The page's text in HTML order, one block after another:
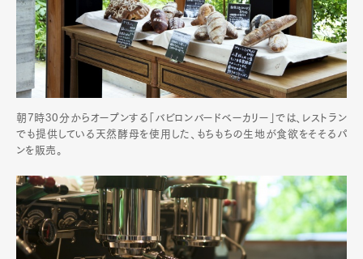
朝7時30分からオープンする「バビロンバードベーカリー」では、レストラン
でも提供している天然酵母を使用した、もちもちの生地が食欲をそそるパ
ンを販売。